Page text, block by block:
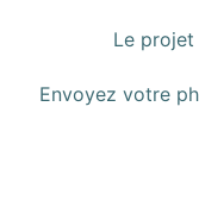
Le projet
Envoyez votre